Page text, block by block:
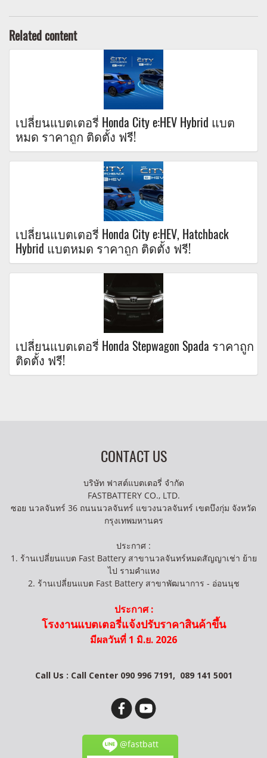
Related content
เปลี่ยนแบตเตอรี่ Honda City e:HEV Hybrid แบต
หมด ราคาถูก ติดตั้ง ฟรี!
เปลี่ยนแบตเตอรี่ Honda City e:HEV, Hatchback
Hybrid แบตหมด ราคาถูก ติดตั้ง ฟรี!
เปลี่ยนแบตเตอรี่ Honda Stepwagon Spada ราคาถูก
ติดตั้ง ฟรี!
CONTACT US
บริษัท ฟาสต์แบตเตอรี่ จำกัด
FASTBATTERY CO., LTD.
ซอย นวลจันทร์ 36 ถนนนวลจันทร์ แขวงนวลจันทร์ เขตบึงกุ่ม จังหวัด
กรุงเทพมหานคร
ประกาศ :
1. ร้านเปลี่ยนแบต Fast Battery สาขานวลจันทร์หมดสัญญาเช่า ย้าย
ไป รามคำแหง
2. ร้านเปลี่ยนแบต Fast Battery สาขาพัฒนาการ - อ่อนนุช
ประกาศ :
โรงงานแบตเตอรี่แจ้งปรับราคาสินค้าขึ้น
มีผลวันที่ 1 มิ.ย. 2026
Call Us : Call Center 090 996 7191, 089 141 5001
@fastbatt